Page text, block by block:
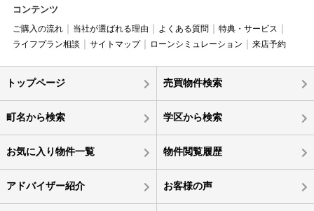
コンテンツ
ご購入の流れ 当社が選ばれる理由 よくある質問
特典・サービス
ライフプラン相談
サイトマップ ローンシミュレーション 来店予約
トップページ 売買物件検索
町名から検索 学区から検索
お気に入り物件一覧 物件閲覧履歴
アドバイザー紹介 お客様の声